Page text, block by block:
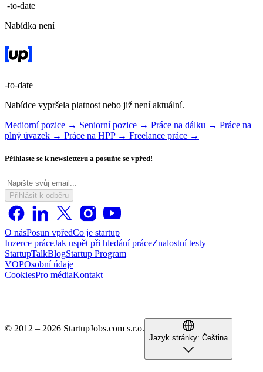
-to-date
Nabídka není
-to-date
Nabídce vypršela platnost nebo již není aktuální.
Mediorní pozice → Seniorní pozice → Práce na dálku → Práce na
plný úvazek → Práce na HPP → Freelance práce →
Přihlaste se k newsletteru a posuňte se vpřed!
Přihlásit k odběru
O násPosun vpředCo je startup
Inzerce práceJak uspět při hledání práceZnalostní testy
StartupTalkBlogStartup Program
VOPOsobní údaje
CookiesPro médiaKontakt
© 2012 – 2026 StartupJobs.com s.r.o.
Jazyk stránky: Čeština